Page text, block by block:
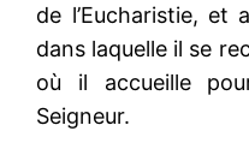
de l’Eucharistie, et
dans laquelle il se
où il accueille
Seigneur.